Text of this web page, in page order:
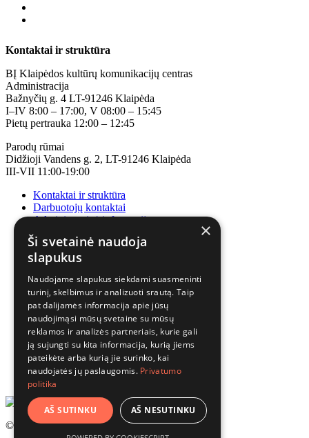
Kontaktai ir struktūra
BĮ Klaipėdos kultūrų komunikacijų centras
Administracija
Bažnyčių g. 4 LT-91246 Klaipėda
I–IV 8:00 – 17:00, V 08:00 – 15:45
Pietų pertrauka 12:00 – 12:45
Parodų rūmai
Didžioji Vandens g. 2, LT-91246 Klaipėda
III-VII 11:00-19:00
Kontaktai ir struktūra
Darbuotojų kontaktai
Administracinė informacija
Korupcijos prevencija
© 2025 Visos teisės saugomos.
×
Ši svetainė naudoja
slapukus
Naudojame slapukus siekdami suasmeninti
turinį, skelbimus ir analizuoti srautą. Taip
pat dalijamės informacija apie jūsų
naudojimąsi mūsų svetaine su mūsų
reklamos ir analizės partneriais, kurie gali
ją sujungti su kita informacija, kurią jiems
pateikėte arba kurią jie surinko, kai
naudojatės jų paslaugomis. Privatumo
politika
AŠ SUTINKU AŠ NESUTINKU